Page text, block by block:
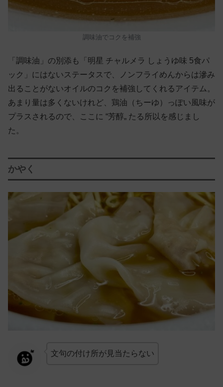
調味油でコクを補強
「調味油」の別添も「明星 チャルメラ しょうゆ味 5食パ
ック」にはないステータスで、ノンフライめんからは滲み
出ることがないオイルのコクを補強してくれるアイテム。
あまり量は多くないけれど、鶏油（ちーゆ）っぽい風味が
プラスされるので、ここに “芳醇„ たる所以を感じまし
た。
かやく
文句の付け所が見当たらない